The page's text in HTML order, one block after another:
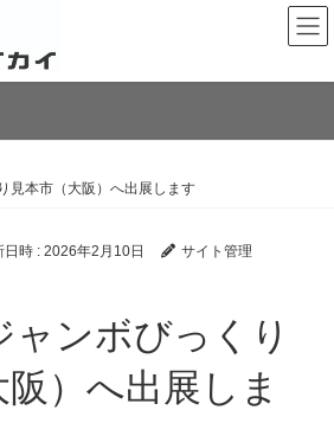
本市（大阪）へ出展します
日時 : 2026年2月10日
サイト管理
）へ出展しま